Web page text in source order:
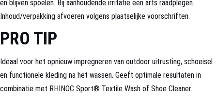
en blijven spoelen. Bij aanhoudende irritatie een arts raadplegen.
Inhoud/verpakking afvoeren volgens plaatselijke voorschriften.
PRO TIP
Ideaal voor het opnieuw impregneren van outdoor uitrusting, schoeisel
en functionele kleding na het wassen. Geeft optimale resultaten in
combinatie met RHINOC Sport® Textile Wash of Shoe Cleaner.